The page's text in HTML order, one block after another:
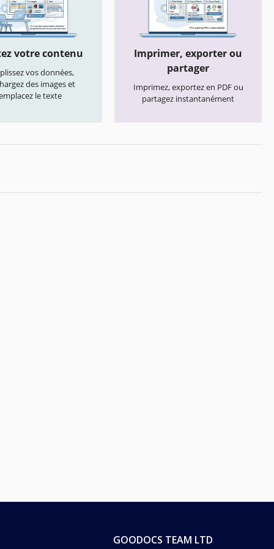
votre contenu
vos données,
des images et
le texte
Imprimer, exporter ou
partager
Imprimez, exportez en PDF ou
partagez instantanément
GOODOCS TEAM LTD